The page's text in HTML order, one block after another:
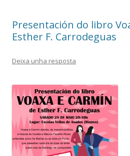
Presentación do libro
Esther F. Carrodeguas
Deixa unha resposta